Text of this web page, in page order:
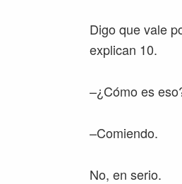
Digo que vale
explican 10.
–¿Cómo es
–Comiendo.
No, en serio.